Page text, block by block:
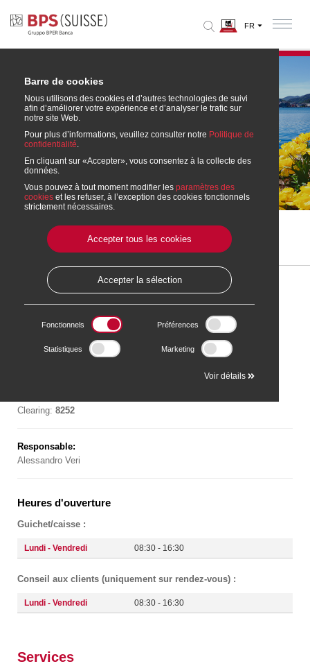
Lugano
» Les succursales de notre banque » Agence de Lugano
Imprimer cette page
Contacts
Fax +41 58 855 32 17
Clearing: 8252
Responsable:
Alessandro Veri
Heures d'ouverture
Guichet/caisse :
Lundi - Vendredi 08:30 - 16:30
Conseil aux clients (uniquement sur rendez-vous) :
Lundi - Vendredi 08:30 - 16:30
Services
Barre de cookies
Nous utilisons des cookies et d’autres technologies de suivi
afin d’améliorer votre expérience et d’analyser le trafic sur
notre site Web.
Pour plus d’informations, veuillez consulter notre Politique de
confidentialité.
En cliquant sur «Accepter», vous consentez à la collecte des
données.
Vous pouvez à tout moment modifier les paramètres des
cookies et les refuser, à l’exception des cookies fonctionnels
strictement nécessaires.
Accepter tous les cookies
Accepter la sélection
Fonctionnels Préférences
Statistiques Marketing
Voir détails